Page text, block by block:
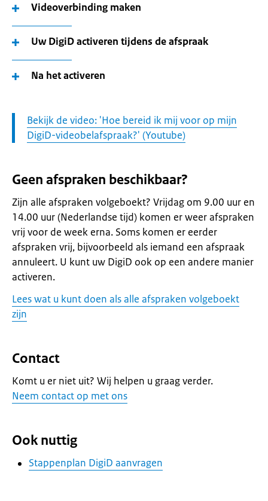
Videoverbinding maken
Uw DigiD activeren tijdens de afspraak
Na het activeren
Let
op:
Bekijk de video: 'Hoe bereid ik mij voor op mijn
DigiD-videobelafspraak?' (Youtube)
Geen afspraken beschikbaar?
Zijn alle afspraken volgeboekt? Vrijdag om 9.00 uur en
14.00 uur (Nederlandse tijd) komen er weer afspraken
vrij voor de week erna. Soms komen er eerder
afspraken vrij, bijvoorbeeld als iemand een afspraak
annuleert. U kunt uw DigiD ook op een andere manier
activeren.
Lees wat u kunt doen als alle afspraken volgeboekt
zijn
Contact
Komt u er niet uit? Wij helpen u graag verder.
Neem contact op met ons
Ook nuttig
Stappenplan DigiD aanvragen